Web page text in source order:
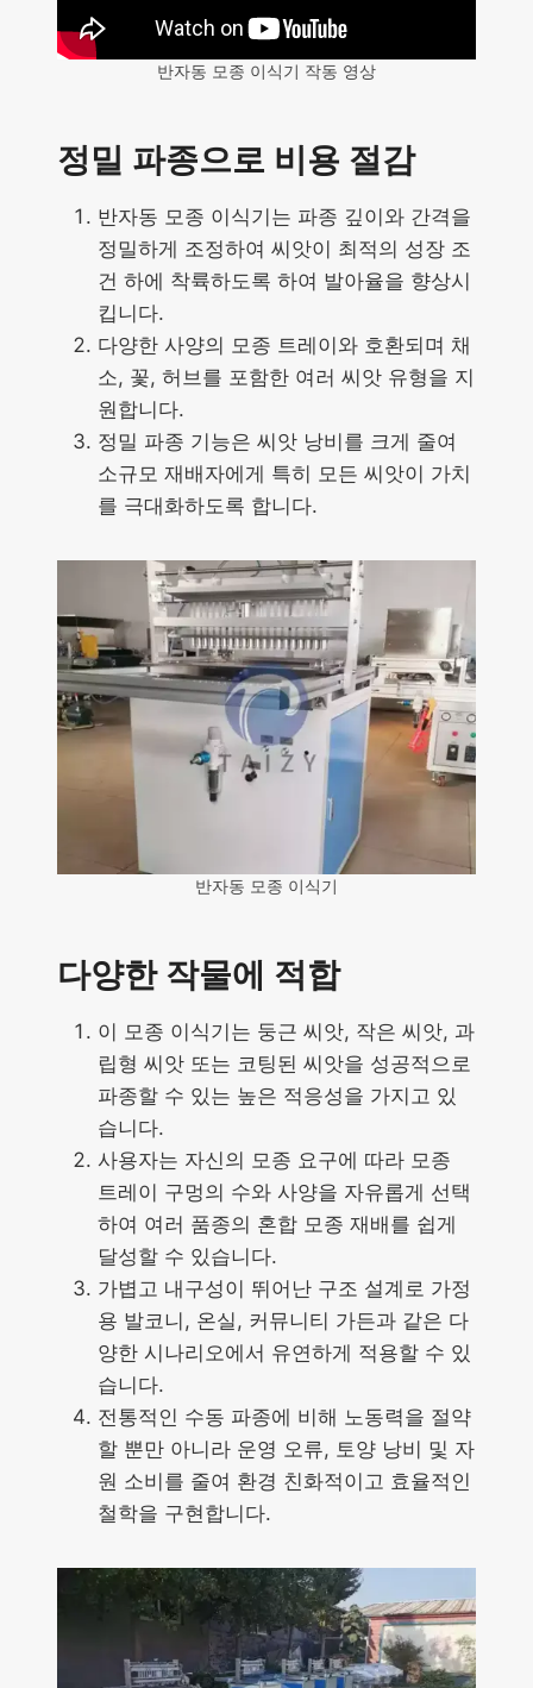
반자동 모종 이식기 작동 영상
정밀 파종으로 비용 절감
반자동 모종 이식기는 파종 깊이와 간격을
정밀하게 조정하여 씨앗이 최적의 성장 조
건 하에 착륙하도록 하여 발아율을 향상시
킵니다.
다양한 사양의 모종 트레이와 호환되며 채
소, 꽃, 허브를 포함한 여러 씨앗 유형을 지
원합니다.
정밀 파종 기능은 씨앗 낭비를 크게 줄여
소규모 재배자에게 특히 모든 씨앗이 가치
를 극대화하도록 합니다.
반자동 모종 이식기
다양한 작물에 적합
이 모종 이식기는 둥근 씨앗, 작은 씨앗, 과
립형 씨앗 또는 코팅된 씨앗을 성공적으로
파종할 수 있는 높은 적응성을 가지고 있
습니다.
사용자는 자신의 모종 요구에 따라 모종
트레이 구멍의 수와 사양을 자유롭게 선택
하여 여러 품종의 혼합 모종 재배를 쉽게
달성할 수 있습니다.
가볍고 내구성이 뛰어난 구조 설계로 가정
용 발코니, 온실, 커뮤니티 가든과 같은 다
양한 시나리오에서 유연하게 적용할 수 있
습니다.
전통적인 수동 파종에 비해 노동력을 절약
할 뿐만 아니라 운영 오류, 토양 낭비 및 자
원 소비를 줄여 환경 친화적이고 효율적인
철학을 구현합니다.